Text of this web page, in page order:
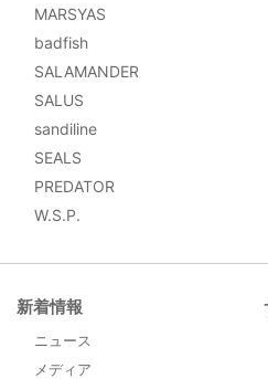
新着情報
ニュース
メディア
MARSYAS
badfish
SALAMANDER
SALUS
sandiline
SEALS
PREDATOR
W.S.P.